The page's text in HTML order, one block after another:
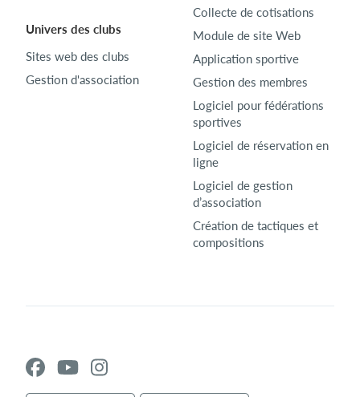
Univers des clubs
Sites web des clubs
Gestion d'association
Collecte de cotisations
Module de site Web
Application sportive
Gestion des membres
Logiciel pour fédérations
sportives
Logiciel de réservation en
ligne
Logiciel de gestion
d’association
Création de tactiques et
compositions